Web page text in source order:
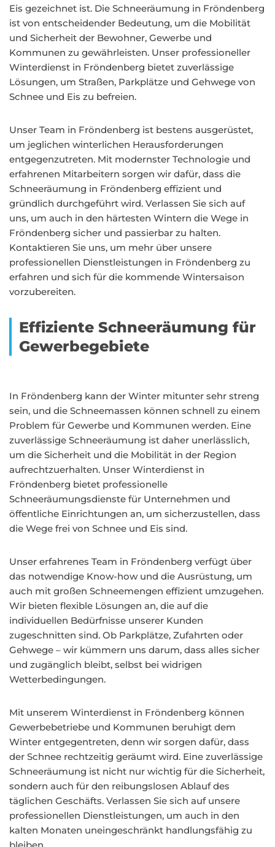
Eis gezeichnet ist. Die Schneeräumung in Fröndenberg
ist von entscheidender Bedeutung, um die Mobilität
und Sicherheit der Bewohner, Gewerbe und
Kommunen zu gewährleisten. Unser professioneller
Winterdienst in Fröndenberg bietet zuverlässige
Lösungen, um Straßen, Parkplätze und Gehwege von
Schnee und Eis zu befreien.
Unser Team in Fröndenberg ist bestens ausgerüstet,
um jeglichen winterlichen Herausforderungen
entgegenzutreten. Mit modernster Technologie und
erfahrenen Mitarbeitern sorgen wir dafür, dass die
Schneeräumung in Fröndenberg effizient und
gründlich durchgeführt wird. Verlassen Sie sich auf
uns, um auch in den härtesten Wintern die Wege in
Fröndenberg sicher und passierbar zu halten.
Kontaktieren Sie uns, um mehr über unsere
professionellen Dienstleistungen in Fröndenberg zu
erfahren und sich für die kommende Wintersaison
vorzubereiten.
Effiziente Schneeräumung für
Gewerbegebiete
In Fröndenberg kann der Winter mitunter sehr streng
sein, und die Schneemassen können schnell zu einem
Problem für Gewerbe und Kommunen werden. Eine
zuverlässige Schneeräumung ist daher unerlässlich,
um die Sicherheit und die Mobilität in der Region
aufrechtzuerhalten. Unser Winterdienst in
Fröndenberg bietet professionelle
Schneeräumungsdienste für Unternehmen und
öffentliche Einrichtungen an, um sicherzustellen, dass
die Wege frei von Schnee und Eis sind.
Unser erfahrenes Team in Fröndenberg verfügt über
das notwendige Know-how und die Ausrüstung, um
auch mit großen Schneemengen effizient umzugehen.
Wir bieten flexible Lösungen an, die auf die
individuellen Bedürfnisse unserer Kunden
zugeschnitten sind. Ob Parkplätze, Zufahrten oder
Gehwege – wir kümmern uns darum, dass alles sicher
und zugänglich bleibt, selbst bei widrigen
Wetterbedingungen.
Mit unserem Winterdienst in Fröndenberg können
Gewerbebetriebe und Kommunen beruhigt dem
Winter entgegentreten, denn wir sorgen dafür, dass
der Schnee rechtzeitig geräumt wird. Eine zuverlässige
Schneeräumung ist nicht nur wichtig für die Sicherheit,
sondern auch für den reibungslosen Ablauf des
täglichen Geschäfts. Verlassen Sie sich auf unsere
professionellen Dienstleistungen, um auch in den
kalten Monaten uneingeschränkt handlungsfähig zu